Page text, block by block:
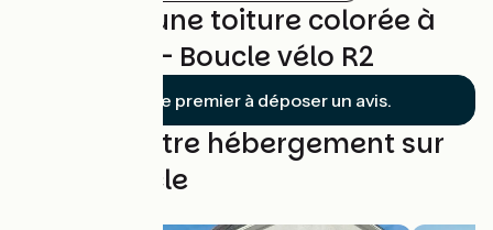
Avis sur D'une toiture colorée à
une autre - Boucle vélo R2
Soyez le premier à déposer un avis.
Trouvez votre hébergement sur
cette boucle